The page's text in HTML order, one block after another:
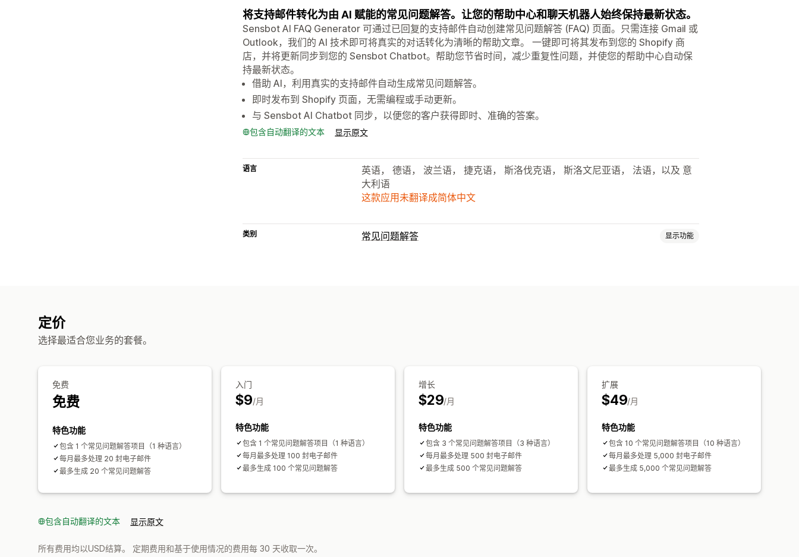
将支持邮件转化为由 AI 赋能的常见问题解答。让您的帮助中心和聊天机器人始终保持最新状态。
Sensbot AI FAQ Generator 可通过已回复的支持邮件自动创建常见问题解答 (FAQ) 页面。只需连接 Gmail 或
Outlook，我们的 AI 技术即可将真实的对话转化为清晰的帮助文章。 一键即可将其发布到您的 Shopify 商
店，并将更新同步到您的 Sensbot Chatbot。帮助您节省时间，减少重复性问题，并使您的帮助中心自动保
持最新状态。
借助 AI，利用真实的支持邮件自动生成常见问题解答。
即时发布到 Shopify 页面，无需编程或手动更新。
与 Sensbot AI Chatbot 同步，以便您的客户获得即时、准确的答案。
包含自动翻译的文本 显示原文
语言
英语， 德语， 波兰语， 捷克语， 斯洛伐克语， 斯洛文尼亚语， 法语，以及 意
大利语
这款应用未翻译成简体中文
类别 常见问题解答 显示功能
定价
选择最适合您业务的套餐。
免费
免费
特色功能
包含 1 个常见问题解答项目（1 种语言）
每月最多处理 20 封电子邮件
最多生成 20 个常见问题解答
入门
$9/月
特色功能
包含 1 个常见问题解答项目（1 种语言）
每月最多处理 100 封电子邮件
最多生成 100 个常见问题解答
增长
$29/月
特色功能
包含 3 个常见问题解答项目（3 种语言）
每月最多处理 500 封电子邮件
最多生成 500 个常见问题解答
扩展
$49/月
特色功能
包含 10 个常见问题解答项目（10 种语言）
每月最多处理 5,000 封电子邮件
最多生成 5,000 个常见问题解答
包含自动翻译的文本 显示原文
所有费用均以USD结算。 定期费用和基于使用情况的费用每 30 天收取一次。